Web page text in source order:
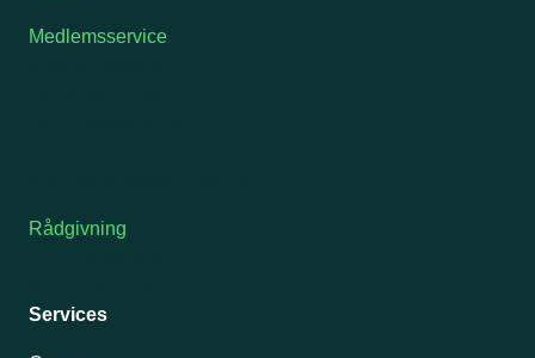
Medlemsservice
Rådgivning
Services